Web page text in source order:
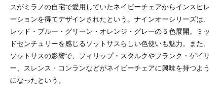
スがミラノの自宅で愛用していたネイビーチェアからインスピレ
ーションを得てデザインされたという。ナインオーシリーズは、
レッド・ブルー・グリーン・オレンジ・グレーの５色展開。ミッ
ドセンチュリーを感じるソットサスらしい色使いも魅力。また、
ソットサスの影響で、フィリップ・スタルクやフランク・ゲイリ
ー、スレンス・コンランなどがネイビーチェアに興味を持つよう
になったという。